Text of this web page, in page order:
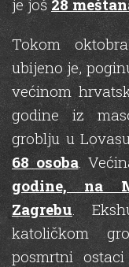
je još 28
Tokom
ubijeno je,
većinom
godine iz
groblju u
68 osoba.
godine, na
Zagrebu.
katoličkom
posmrtni